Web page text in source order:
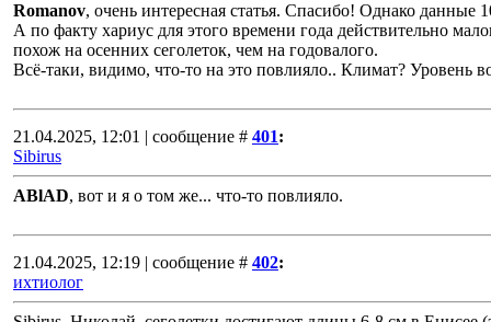
Romanov, очень интересная статья. Спасибо! Однако данные
А по факту хариус для этого времени года действительно
похож на осенних сеголеток, чем на годовалого.
Всё-таки, видимо, что-то на это повлияло.. Климат? Уровень
21.04.2025, 12:01 | сообщение # 401:
Sibirus
ABlAD, вот и я о том же... что-то повлияло.
21.04.2025, 12:19 | сообщение # 402:
ихтиолог